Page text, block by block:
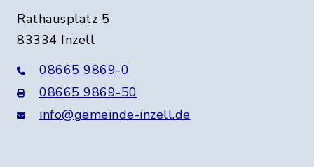
Rathausplatz 5
83334 Inzell
08665 9869-0
08665 9869-50
info@gemeinde-inzell.de